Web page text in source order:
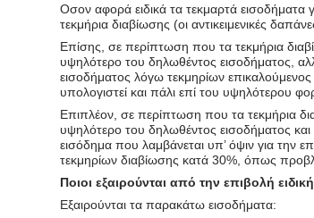
Οσον αφορά ειδικά τα τεκμαρτά εισοδήματα
τεκμήρια διαβίωσης (οι αντικειμενικές
Επίσης, σε περίπτωση που τα τεκμήρια
υψηλότερο του δηλωθέντος εισοδήματος,
εισοδήματος λόγω τεκμηρίων
υπολογιστεί και πάλι επί του υψηλότερου
Επιπλέον, σε περίπτωση που τα τεκμήρια
υψηλότερο του δηλωθέντος εισοδήματος
εισόδημα που λαμβάνεται υπ’ όψιν για την
τεκμηρίων διαβίωσης κατά 30%, όπως
Ποιοι εξαιρούνται από την επιβολή
Εξαιρούνται τα παρακάτω εισοδήματα: